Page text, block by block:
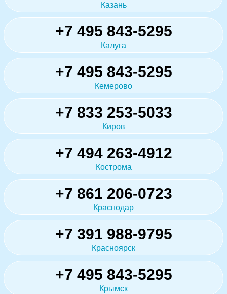
Казань
+7 495 843-5295
Калуга
+7 495 843-5295
Кемерово
+7 833 253-5033
Киров
+7 494 263-4912
Кострома
+7 861 206-0723
Краснодар
+7 391 988-9795
Красноярск
+7 495 843-5295
Крымск